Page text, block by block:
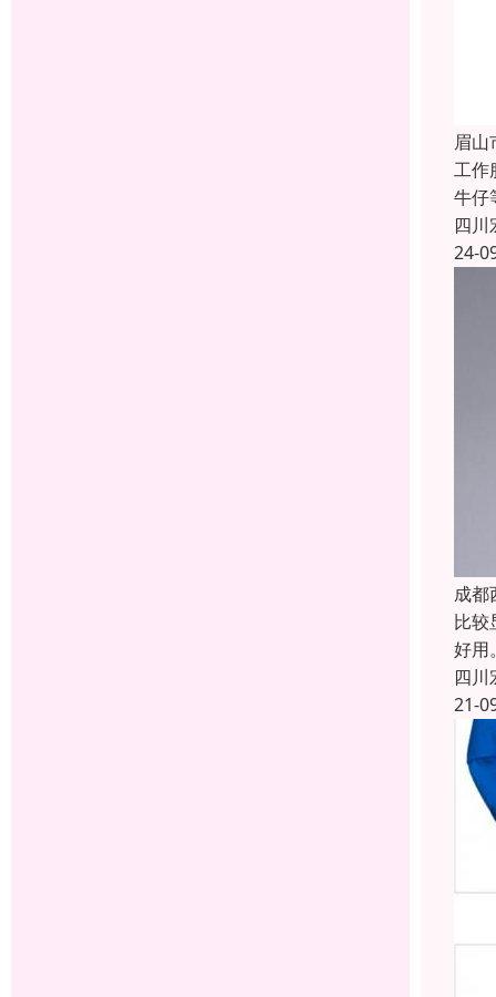
眉山
工作
牛仔
四川
24-
成都
比较
好用
四川
21-